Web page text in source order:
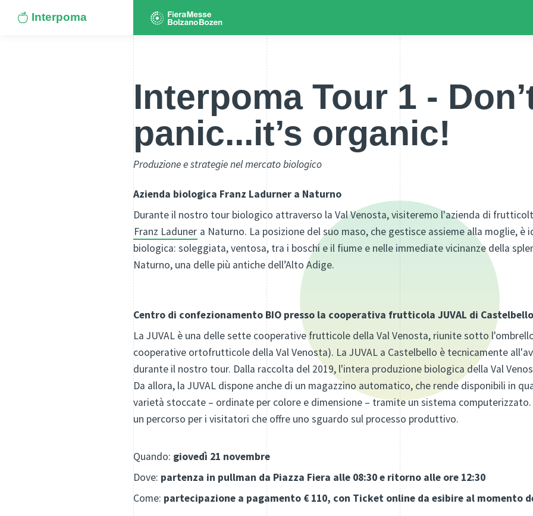
Interpoma
Interpoma Tour 1 -
panic...it’s organic!
Produzione e strategie nel mercato biologico
Azienda biologica Franz Ladurner a Naturno
Durante il nostro tour biologico attraverso la Val Venosta, visiteremo l'azienda di
Franz Laduner a Naturno. La posizione del suo maso, che gestisce assieme alla moglie, è
biologica: soleggiata, ventosa, tra i boschi e il fiume e nelle immediate vicinanze della
Naturno, una delle più antiche dell’Alto Adige.
Centro di confezionamento BIO presso la cooperativa frutticola JUVAL di
La JUVAL è una delle sette cooperative frutticole della Val Venosta, riunite sotto
cooperative ortofrutticole della Val Venosta). La JUVAL a Castelbello è tecnicamente
durante il nostro tour. Dalla raccolta del 2019, l'intera produzione biologica della Val
Da allora, la JUVAL dispone anche di un magazzino automatico, che rende disponibili in
varietà stoccate – ordinate per colore e dimensione – tramite un sistema
un percorso per i visitatori che offre uno sguardo sul processo produttivo.
Quando: giovedì 21 novembre
Dove: partenza in pullman da Piazza Fiera alle 08:30 e ritorno alle ore 12:30
Come: partecipazione a pagamento € 110, con Ticket online da esibire al momento